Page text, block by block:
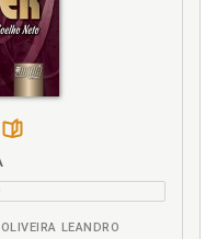
LEANDRO